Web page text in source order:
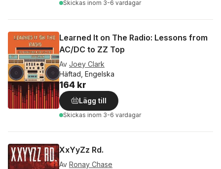
Skickas inom 3-6 vardagar
Learned It on The Radio: Lessons from
AC/DC to ZZ Top
Av Joey Clark
Häftad, Engelska
164 kr
Lägg till
Skickas inom 3-6 vardagar
XxYyZz Rd.
Av Ronay Chase